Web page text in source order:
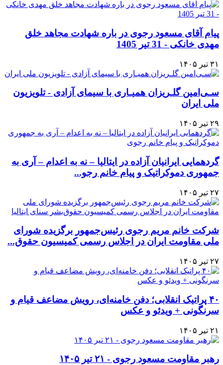
پیام آقای مسعود رجوی در باره شهادت مجاهد خلق
مهدی خانکی - 31 تیر 1405
۳۱ تیر ۱۴۰۵
سـی‌امین گلـریزان همیـاری با سیمای آزادی - تلویزیون
ملی ایران
۲۹ تیر ۱۴۰۵
گردهمایی ایرانیان آزاده در ایتالیا – نه به اعدام – آری به
جمهوری دموکراتیک و پیام خانم رجو...
۲۷ تیر ۱۴۰۵
شرکت خانم مریم رجوی رئیس‌جمهور برگزیده شورای
ملی مقاومت ایران در اجلاس رسمی کمیسیون حقوق‌...
۲۷ تیر ۱۴۰۵
۴۰ پراتیک انقلابی؛ دفن خامنه‌ای، رویش مضاعف قیام و
سرنگونی + ویدئو و عکس
۲۱ تیر ۱۴۰۵
رهبر مقاومت مسعود رجوی - ۲۱ تیر ۱۴۰۵